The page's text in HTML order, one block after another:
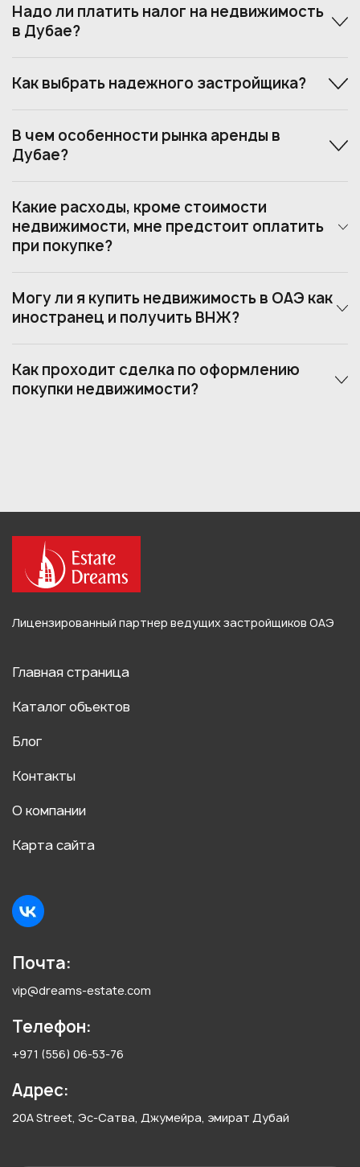
Надо ли платить налог на недвижимость
в Дубае?
Как выбрать надежного застройщика?
В чем особенности рынка аренды в
Дубае?
Какие расходы, кроме стоимости
недвижимости, мне предстоит оплатить
при покупке?
Могу ли я купить недвижимость в ОАЭ как
иностранец и получить ВНЖ?
Как проходит сделка по оформлению
покупки недвижимости?
Лицензированный партнер ведущих застройщиков ОАЭ
Главная страница
Каталог объектов
Блог
Контакты
О компании
Карта сайта
Почта:
vip@dreams-estate.com
Телефон:
+971 (556) 06-53-76
Адрес:
20A Street, Эс-Сатва, Джумейра, эмират Дубай